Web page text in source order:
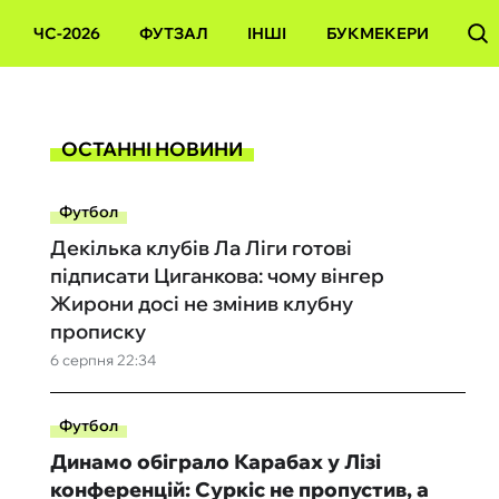
ЧС-2026 ФУТЗАЛ ІНШІ БУКМЕКЕРИ
ОСТАННІ НОВИНИ
Футбол
6 серпня 22:34
Декілька клубів Ла Ліги готові
підписати Циганкова: чому вінгер
Жирони досі не змінив клубну
прописку
Футбол
Динамо обіграло Карабах у Лізі
конференцій: Суркіс не пропустив, а